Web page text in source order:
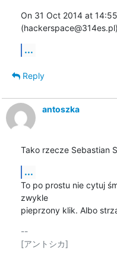
On 31 Oct 2014 at
...
Reply
antoszka
Tako rzecze Sebastian
...
To po prostu nie cytuj
zwykle
pieprzony klik. Albo
--
[アントシカ]